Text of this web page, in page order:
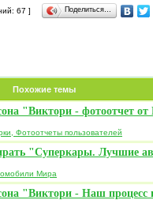
67 ] Поделиться…
Похожие темы
"Виктори - фотоотчет от
Фотоотчеты пользователей
"Суперкары. Лучшие
Mира
"Виктори - Наш процесс